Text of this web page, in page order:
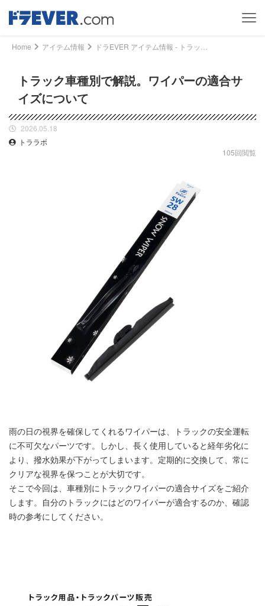
Home アイテム情報
トラック車種別で解説。ワイパーの適合サ
イズについて
2026.05.18
トララボ
105回閲覧
雨の日の視界を確保してくれるワイパーは、トラックの安全運転
に不可欠なパーツです。しかし、長く使用していると経年劣化に
より、撥水効果が下がってしまいます。定期的に交換して、常に
クリアな視界を保つことが大切です。
そこで今回は、車種別にトラックワイパーの適合サイズをご紹介
します。自分のトラックにはどのワイパーが適合するのか、確認
時の参考にしてください。